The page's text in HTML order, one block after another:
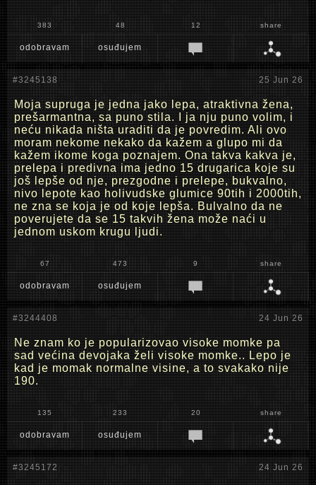
383 48 12 share
odobravam osuđujem
#3245138 25 Jun 26
Moja supruga je jedna jako lepa, atraktivna žena,
prešarmantna, sa puno stila. I ja nju puno volim, i
neću nikada ništa uraditi da je povredim. Ali ovo
moram nekome nekako da kažem a glupo mi da
kažem ikome koga poznajem. Ona takva kakva je,
prelepa i predivna ima jedno 15 drugarica koje su
još lepše od nje, prezgodne i prelepe, bukvalno,
nivo lepote kao holivudske glumice 90tih i 2000tih,
ne zna se koja je od koje lepša. Bulvalno da ne
poverujete da se 15 takvih žena može naći u
jednom uskom krugu ljudi.
67 473 9 share
odobravam osuđujem
#3244408 24 Jun 26
Ne znam ko je popularizovao visoke momke pa
sad većina devojaka želi visoke momke.. Lepo je
kad je momak normalne visine, a to svakako nije
190.
135 233 20 share
odobravam osuđujem
#3245172 24 Jun 26